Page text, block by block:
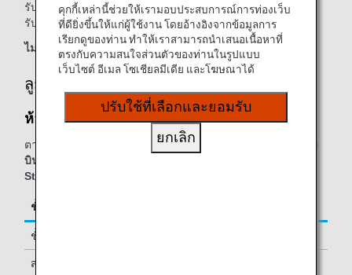
รับรองอาจแตกต่างกัน โปรดยืนยันเกณฑ์การเข้าใช้บริการห้อง
รับรองกับสายการบินที่เกี่ยวข้อง
ไม่สามารถใช้บัตรกำนัล ANA Suite ที่ห้องรับรองนี้ได้
ลูกค้าที่มีสิทธิ์ใช้บริการ
ห้องรับรองของ Asiana Airlines
ตารางด้านล่างนี้สามารถใช้ได้กับผู้โดยสารที่เดินทางด้วย
บินที่ดำเนินการโดย ANA และ/หรือเที่ยวบินที่ดำเนินการโดย
Star Alliance
ชั้นโดยสาร/สถานะ
ชั้นธุรกิจ
สมาชิก Diamond Service
คุกกี้เหล่านี้ช่วยให้เรามอบประสบการณ์การท่องเว็บ
ที่ดียิ่งขึ้นให้แก่ผู้ใช้งาน โดยอ้างอิงจากข้อมูลการ
เรียกดูของท่าน ทำให้เราสามารถนำเสนอเนื้อหาที่
ตรงกับความสนใจส่วนตัวของท่านในรูปแบบ
เว็บไซต์ อีเมล โซเชียลมีเดีย และโฆษณาได้
ปรับใช้ที่เลือกและยอมรับ
ยกเลิก